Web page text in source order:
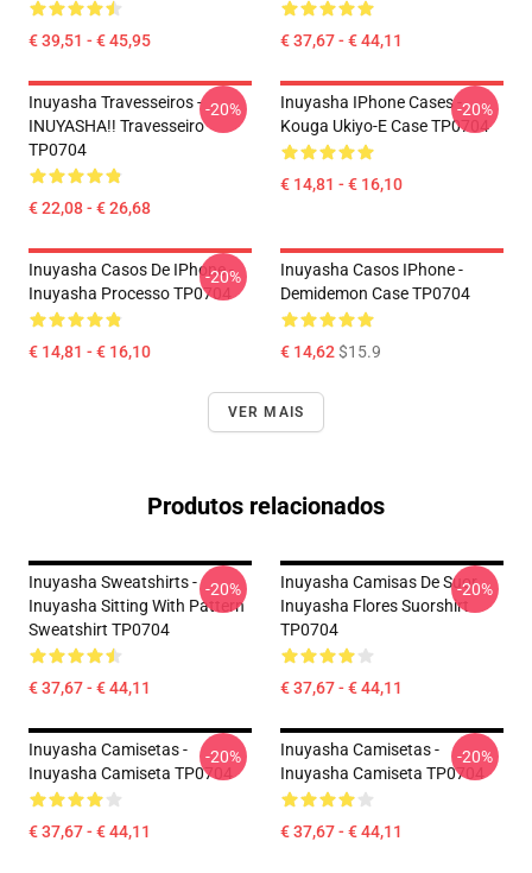
€ 39,51 - € 45,95 € 37,67 - € 44,11
Inuyasha Travesseiros -
INUYASHA!! Travesseiro
TP0704
€ 22,08 - € 26,68
-20%
Inuyasha IPhone Cases -
Kouga Ukiyo-E Case TP0704
€ 14,81 - € 16,10
-20%
Inuyasha Casos De IPhone -
Inuyasha Processo TP0704
€ 14,81 - € 16,10
-20%
Inuyasha Casos IPhone -
Demidemon Case TP0704
€ 14,62$15.9
VER MAIS
Produtos relacionados
Inuyasha Sweatshirts -
Inuyasha Sitting With Pattern
Sweatshirt TP0704
€ 37,67 - € 44,11
-20%
Inuyasha Camisas De Suor
Inuyasha Flores Suorshirt
TP0704
€ 37,67 - € 44,11
-20%
Inuyasha Camisetas -
Inuyasha Camiseta TP0704
€ 37,67 - € 44,11
-20%
Inuyasha Camisetas -
Inuyasha Camiseta TP0704
€ 37,67 - € 44,11
-20%